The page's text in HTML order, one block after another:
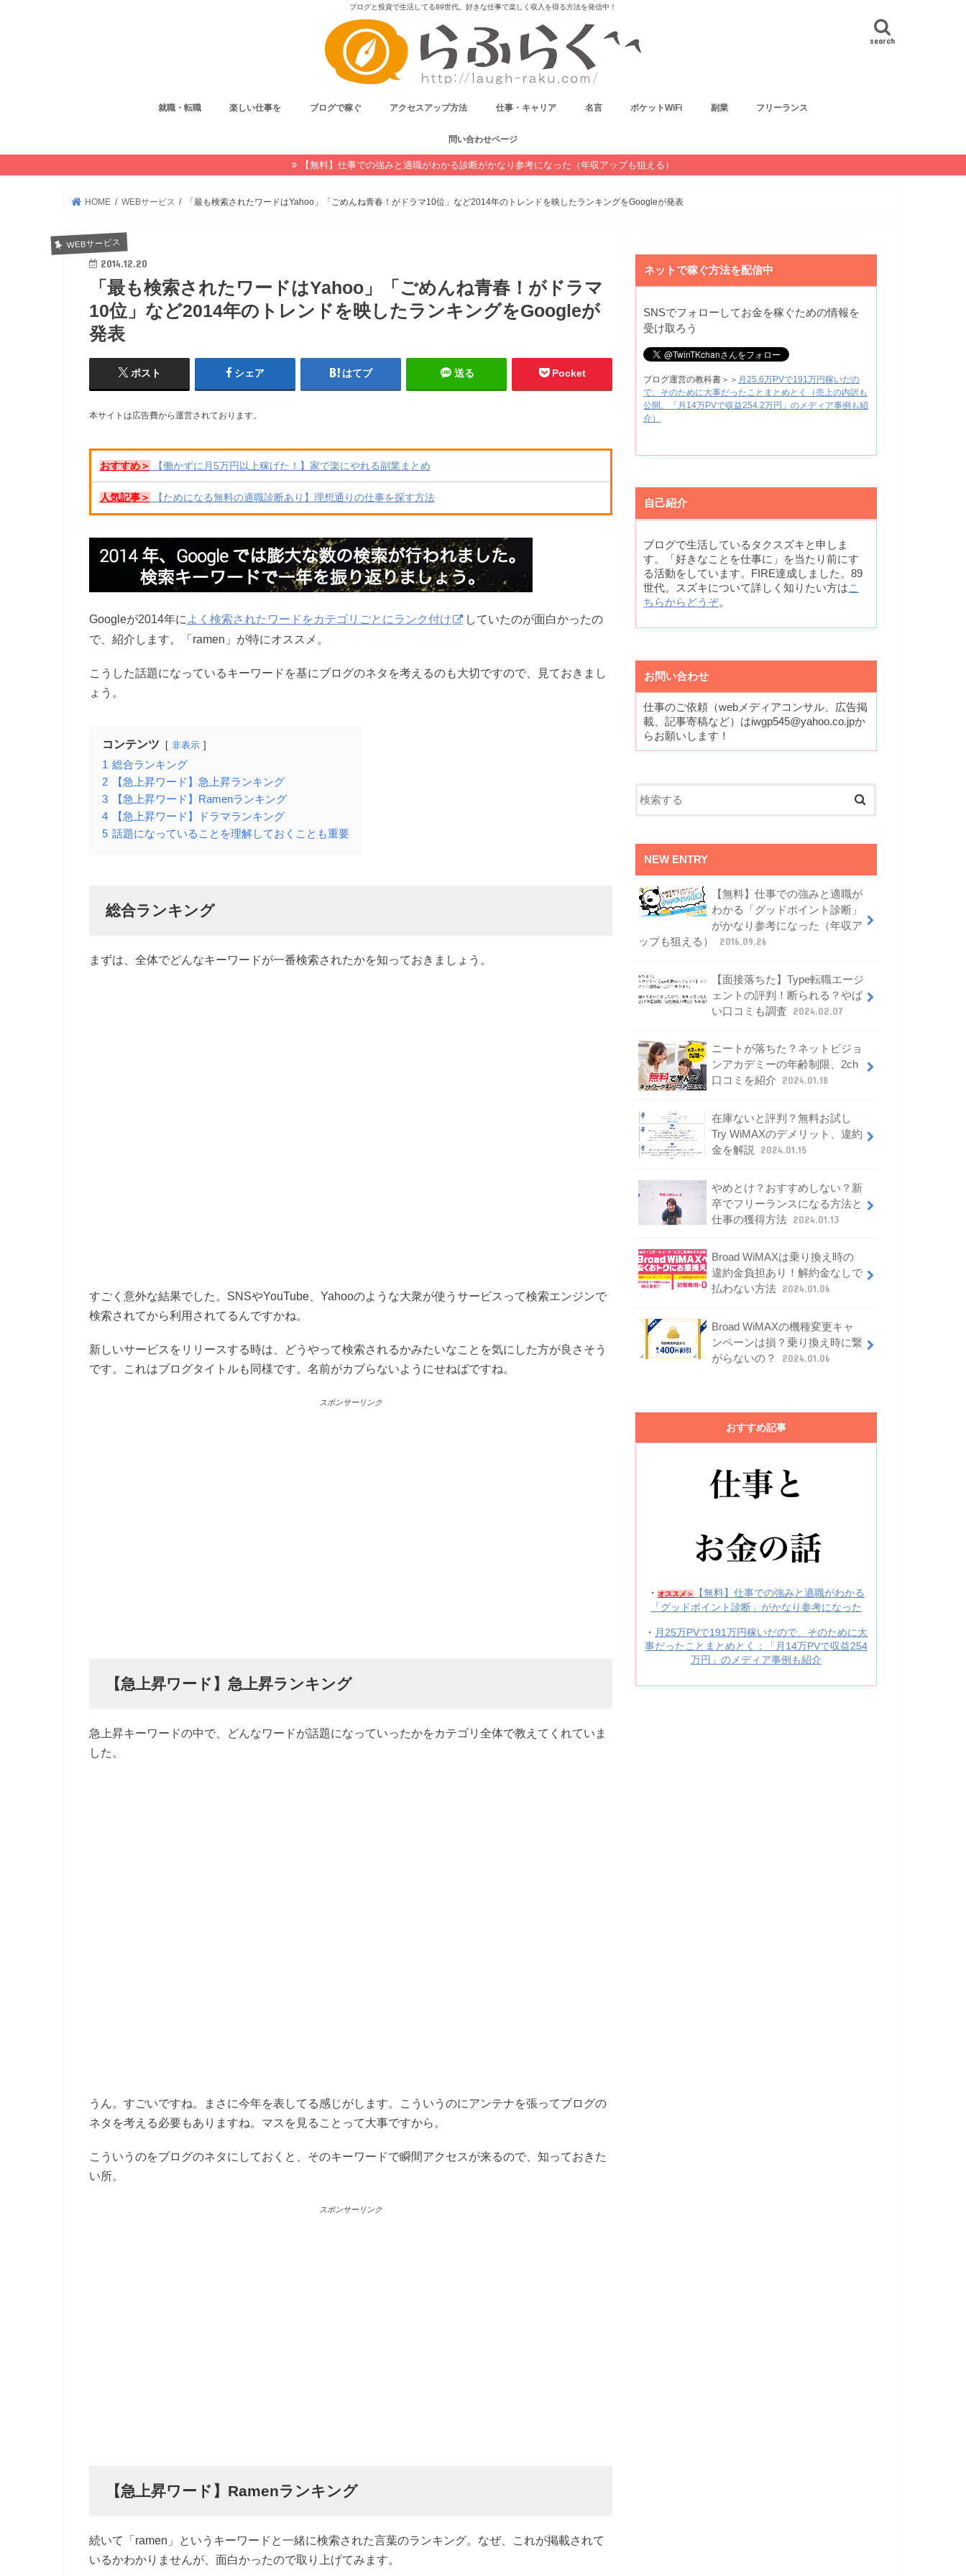
ブログと投資で生活してる89世代。好きな仕事で楽しく収入を得る方法を発信中！
search
就職・転職 楽しい仕事を ブログで稼ぐ アクセスアップ方法 仕事・キャリア 名言 ポケットWiFi 副業 フリーランス
問い合わせページ
【無料】仕事での強みと適職がわかる診断がかなり参考になった（年収アップも狙える）
HOME WEBサービス 「最も検索されたワードはYahoo」「ごめんね青春！がドラマ10位」など2014年のトレンドを映したランキングをGoogleが発表
WEBサービス
2014.12.20
「最も検索されたワードはYahoo」「ごめんね青春！がドラマ
10位」など2014年のトレンドを映したランキングをGoogleが
発表
ポスト シェア はてブ 送る Pocket
本サイトは広告費から運営されております。
おすすめ＞ 【働かずに月5万円以上稼げた！】家で楽にやれる副業まとめ
人気記事＞ 【ためになる無料の適職診断あり】理想通りの仕事を探す方法
Googleが2014年に よく検索されたワードをカテゴリごとにランク付け
していたのが面白かったの
で、紹介します。「ramen」が特にオススメ。
こうした話題になっているキーワードを基にブログのネタを考えるのも大切ですので、見ておきまし
ょう。
コンテンツ 非表示
1 総合ランキング
2
【急上昇ワード】急上昇ランキング
3
【急上昇ワード】Ramenランキング
4
【急上昇ワード】ドラマランキング
5 話題になっていることを理解しておくことも重要
総合ランキング
まずは、全体でどんなキーワードが一番検索されたかを知っておきましょう。
すごく意外な結果でした。SNSやYouTube、Yahooのような大衆が使うサービスって検索エンジンで
検索されてから利用されてるんですかね。
新しいサービスをリリースする時は、どうやって検索されるかみたいなことを気にした方が良さそう
です。これはブログタイトルも同様です。名前がカブらないようにせねばですね。
スポンサーリンク
【急上昇ワード】急上昇ランキング
急上昇キーワードの中で、どんなワードが話題になっていったかをカテゴリ全体で教えてくれていま
した。
うん。すごいですね。まさに今年を表してる感じがします。こういうのにアンテナを張ってブログの
ネタを考える必要もありますね。マスを見ることって大事ですから。
こういうのをブログのネタにしておくと、そのキーワードで瞬間アクセスが来るので、知っておきた
い所。
スポンサーリンク
【急上昇ワード】Ramenランキング
続いて「ramen」というキーワードと一緒に検索された言葉のランキング。なぜ、これが掲載されて
いるかわかりませんが、面白かったので取り上げてみます。
ネットで稼ぐ方法を配信中
SNSでフォローしてお金を稼ぐための情報を
受け取ろう
ブログ運営の教科書＞＞ 月25.6万PVで191万円稼いだの
で、そのために大事だったことまとめとく（売上の内訳も
公開。「月14万PVで収益254.2万円」のメディア事例も紹
介）
自己紹介
ブログで生活しているタクスズキと申しま
す。「好きなことを仕事に」を当たり前にす
る活動をしています。FIRE達成しました。89
世代。スズキについて詳しく知りたい方はこ
ちらからどうぞ。
お問い合わせ
仕事のご依頼（webメディアコンサル、広告掲
載、記事寄稿など）はiwgp545@yahoo.co.jpか
らお願いします！
NEW ENTRY
【無料】仕事での強みと適職が
わかる「グッドポイント診断」
がかなり参考になった（年収ア
ップも狙える）
2016.09.26
【面接落ちた】Type転職エージ
ェントの評判！断られる？やば
い口コミも調査
2024.02.07
ニートが落ちた？ネットビジョ
ンアカデミーの年齢制限、2ch
口コミを紹介
2024.01.18
在庫ないと評判？無料お試し
Try WiMAXのデメリット、違約
金を解説
2024.01.15
やめとけ？おすすめしない？新
卒でフリーランスになる方法と
仕事の獲得方法 2024.01.13
Broad WiMAXは乗り換え時の
違約金負担あり！解約金なしで
払わない方法 2024.01.06
Broad WiMAXの機種変更キャ
ンペーンは損？乗り換え時に繋
がらないの？
2024.01.06
おすすめ記事
・ オススメ＞
【無料】仕事での強みと適職がわかる
「グッドポイント診断」がかなり参考になった
・ 月25万PVで191万円稼いだので、そのために大
事だったことまとめとく：「月14万PVで収益254
万円」のメディア事例も紹介